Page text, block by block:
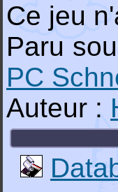
Ce jeu
Paru
PC
Auteur :